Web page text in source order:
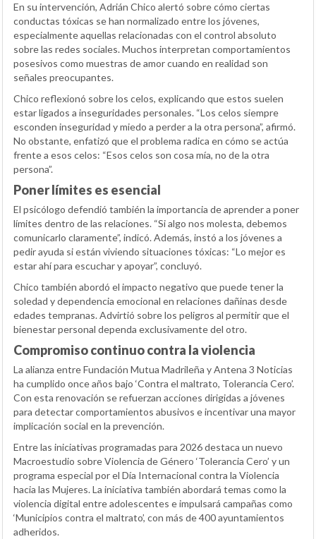
En su intervención, Adrián Chico alertó sobre cómo ciertas
conductas tóxicas se han normalizado entre los jóvenes,
especialmente aquellas relacionadas con el control absoluto
sobre las redes sociales. Muchos interpretan comportamientos
posesivos como muestras de amor cuando en realidad son
señales preocupantes.
Chico reflexionó sobre los celos, explicando que estos suelen
estar ligados a inseguridades personales. “Los celos siempre
esconden inseguridad y miedo a perder a la otra persona”, afirmó.
No obstante, enfatizó que el problema radica en cómo se actúa
frente a esos celos: “Esos celos son cosa mía, no de la otra
persona”.
Poner límites es esencial
El psicólogo defendió también la importancia de aprender a poner
límites dentro de las relaciones. “Si algo nos molesta, debemos
comunicarlo claramente”, indicó. Además, instó a los jóvenes a
pedir ayuda si están viviendo situaciones tóxicas: “Lo mejor es
estar ahí para escuchar y apoyar”, concluyó.
Chico también abordó el impacto negativo que puede tener la
soledad y dependencia emocional en relaciones dañinas desde
edades tempranas. Advirtió sobre los peligros al permitir que el
bienestar personal dependa exclusivamente del otro.
Compromiso continuo contra la violencia
La alianza entre Fundación Mutua Madrileña y Antena 3 Noticias
ha cumplido once años bajo ‘Contra el maltrato, Tolerancia Cero’.
Con esta renovación se refuerzan acciones dirigidas a jóvenes
para detectar comportamientos abusivos e incentivar una mayor
implicación social en la prevención.
Entre las iniciativas programadas para 2026 destaca un nuevo
Macroestudio sobre Violencia de Género ‘Tolerancia Cero’ y un
programa especial por el Día Internacional contra la Violencia
hacia las Mujeres. La iniciativa también abordará temas como la
violencia digital entre adolescentes e impulsará campañas como
‘Municipios contra el maltrato’, con más de 400 ayuntamientos
adheridos.